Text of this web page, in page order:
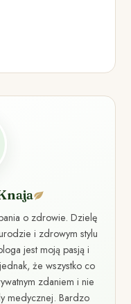
o zdrowie. Dzielę
i zdrowym stylu
jest moją pasją i
że wszystko co
zdaniem i nie
medycznej. Bardzo